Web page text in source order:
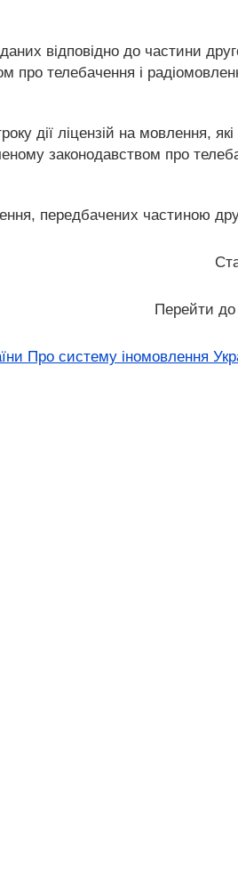
відповідно до частини
про телебачення і
дії ліцензій на мовлення,
законодавством про
передбачених частиною
Перейти до
Про систему іномовлення